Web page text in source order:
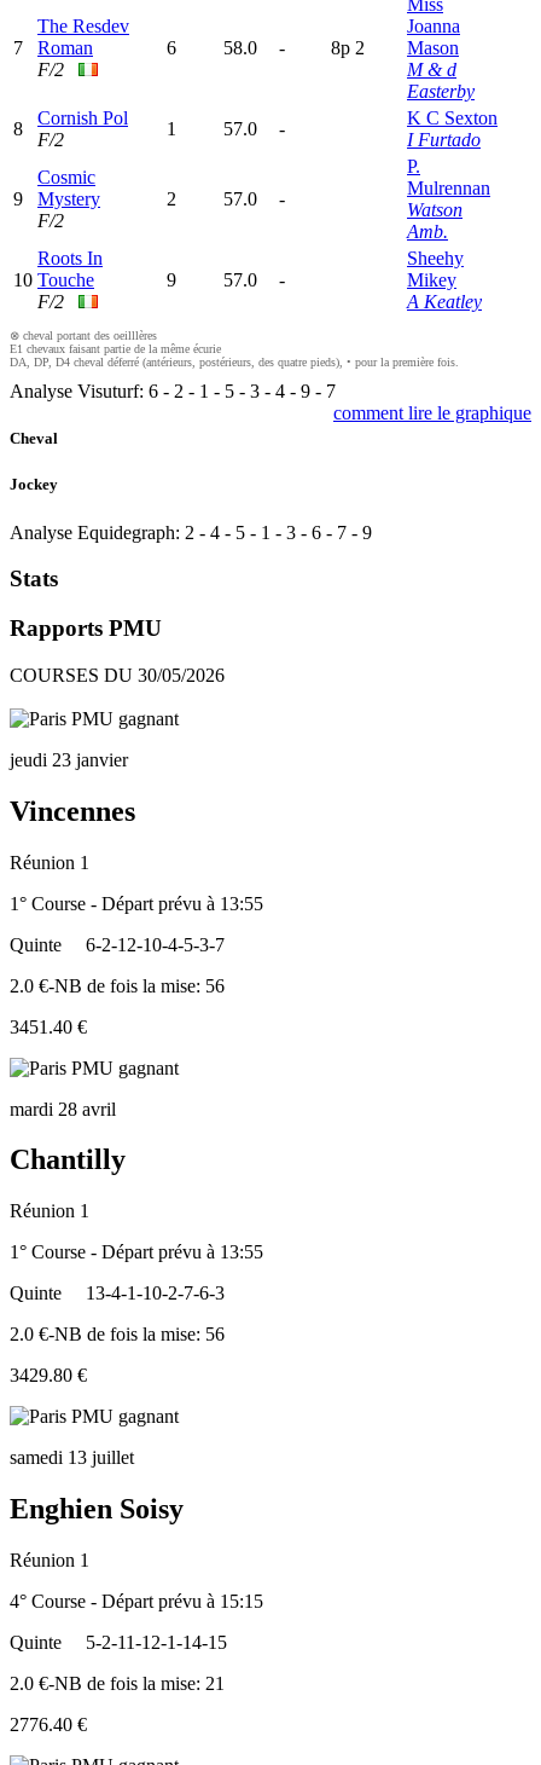
7
The Resdev
Roman
F/2
6 58.0 - 8p 2
Miss
Joanna
Mason
M & d
Easterby
8
Cornish Pol
F/2
1 57.0 -
K C Sexton
I Furtado
9
Cosmic
Mystery
F/2
2 57.0 -
P.
Mulrennan
Watson
Amb.
10
Roots In
Touche
F/2
9 57.0 -
Sheehy
Mikey
A Keatley
⊗ cheval portant des oeilllères
E1 chevaux faisant partie de la même écurie
DA, DP, D4 cheval déferré (antérieurs, postérieurs, des quatre pieds), • pour la première fois.
Analyse Visuturf: 6 - 2 - 1 - 5 - 3 - 4 - 9 - 7
comment lire le graphique
Cheval
Jockey
Analyse Equidegraph: 2 - 4 - 5 - 1 - 3 - 6 - 7 - 9
Stats
Rapports PMU
COURSES DU 30/05/2026
jeudi 23 janvier
Vincennes
Réunion 1
1° Course - Départ prévu à 13:55
Quinte
6-2-12-10-4-5-3-7
2.0 €-NB de fois la mise: 56
3451.40 €
mardi 28 avril
Chantilly
Réunion 1
1° Course - Départ prévu à 13:55
Quinte
13-4-1-10-2-7-6-3
2.0 €-NB de fois la mise: 56
3429.80 €
samedi 13 juillet
Enghien Soisy
Réunion 1
4° Course - Départ prévu à 15:15
Quinte
5-2-11-12-1-14-15
2.0 €-NB de fois la mise: 21
2776.40 €